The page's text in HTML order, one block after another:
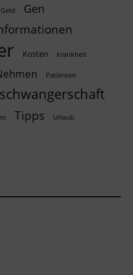
Geld
Gen
Kosten krankheit
Patienten
schwangerschaft
Tipps Urlaub